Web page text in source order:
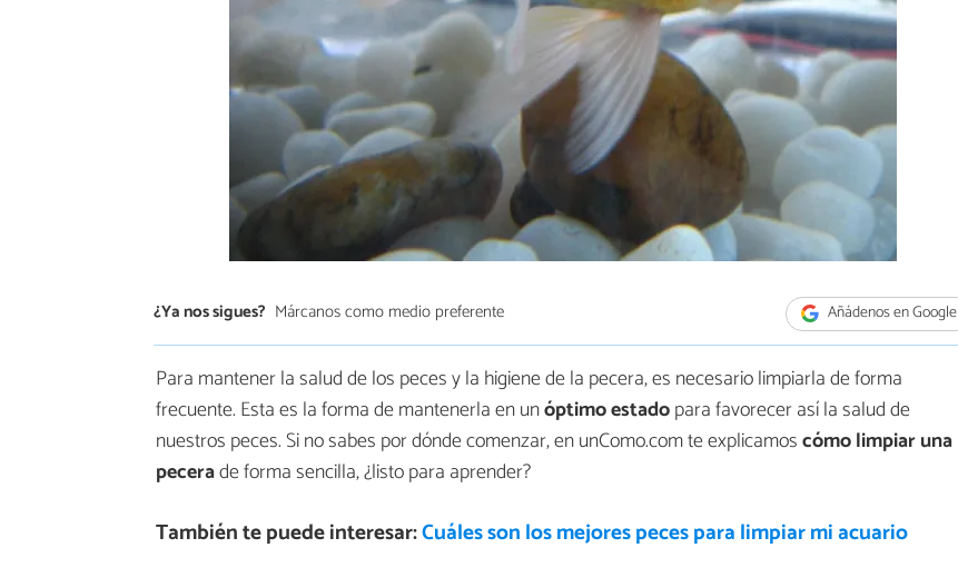
¿Ya nos sigues? Márcanos como medio preferente Añádenos en Google
Para mantener la salud de los peces y la higiene de la pecera, es necesario limpiarla de forma
frecuente. Esta es la forma de mantenerla en unóptimo estadopara favorecer así la salud de
nuestros peces. Si no sabes por dónde comenzar, en unComo.com te explicamoscómo limpiar una
pecerade forma sencilla, ¿listo para aprender?
También te puede interesar:Cuáles son los mejores peces para limpiar mi acuario